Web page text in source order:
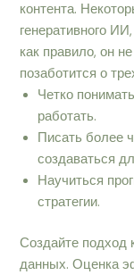
контента.
генеративного
как правило, он
позаботится о
Четко
работать.
Писать более
создаваться
Научиться
стратегии.
Создайте подход
данных. Оценка